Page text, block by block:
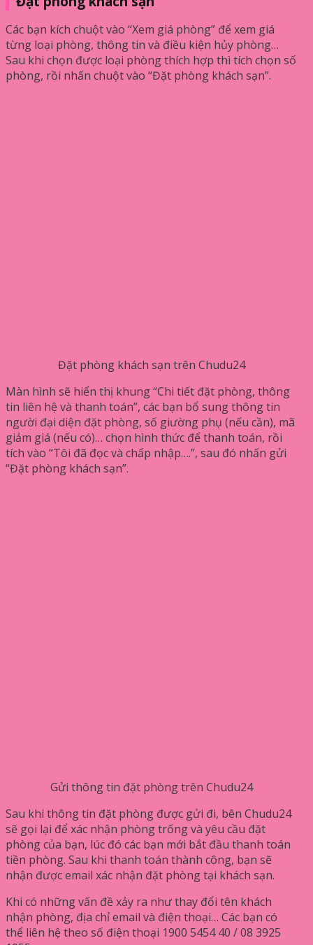
Các bạn kích chuột vào “Xem giá phòng” để xem giá
từng loại phòng, thông tin và điều kiện hủy phòng…
Sau khi chọn được loại phòng thích hợp thì tích chọn số
phòng, rồi nhấn chuột vào “Đặt phòng khách sạn”.
Đặt phòng khách sạn trên Chudu24
Màn hình sẽ hiển thị khung “Chi tiết đặt phòng, thông
tin liên hệ và thanh toán”, các bạn bổ sung thông tin
người đại diện đặt phòng, số giường phụ (nếu cần), mã
giảm giá (nếu có)… chọn hình thức để thanh toán, rồi
tích vào “Tôi đã đọc và chấp nhập….”, sau đó nhấn gửi
“Đặt phòng khách sạn”.
Gửi thông tin đặt phòng trên Chudu24
Sau khi thông tin đặt phòng được gửi đi, bên Chudu24
sẽ gọi lại để xác nhận phòng trống và yêu cầu đặt
phòng của bạn, lúc đó các bạn mới bắt đầu thanh toán
tiền phòng. Sau khi thanh toán thành công, bạn sẽ
nhận được email xác nhận đặt phòng tại khách sạn.
Khi có những vấn đề xảy ra như thay đổi tên khách
nhận phòng, địa chỉ email và điện thoại… Các bạn có
thể liên hệ theo số điện thoại 1900 5454 40 / 08 3925